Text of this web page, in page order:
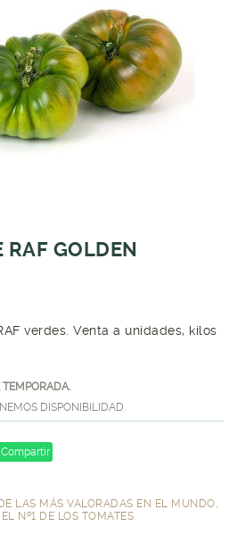
RAF GOLDEN
verdes. Venta a unidades, kilos
DISPONIBILIDAD.
Compartir
LAS MÁS VALORADAS EN EL MUNDO,
Nº1 DE LOS TOMATES